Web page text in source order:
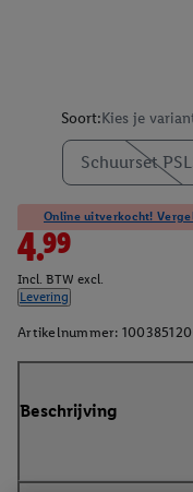
Soort:Kies je
Schuurset
Online uitverkocht!
4.99
Incl. BTW excl.
Levering
Artikelnummer: 100385120
Beschrijving